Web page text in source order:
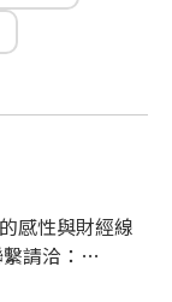
感性與財經線
請洽：